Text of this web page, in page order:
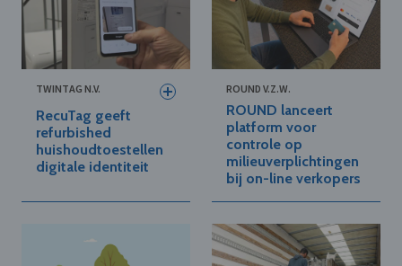
TWINTAG N.V.
RecuTag geeft
refurbished
huishoudtoestellen
digitale identiteit
ROUND V.Z.W.
ROUND lanceert
platform voor
controle op
milieuverplichtingen
bij on-line verkopers